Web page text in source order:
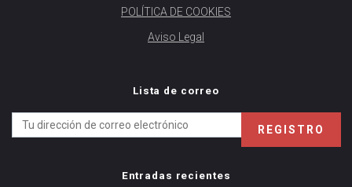
POLÍTICA DE COOKIES
Aviso Legal
Lista de correo
Entradas recientes